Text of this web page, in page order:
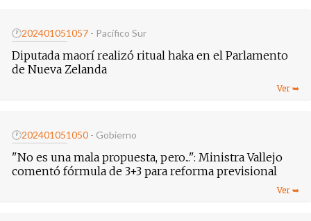
🕐202401051057 - Pacífico Sur
Diputada maorí realizó ritual haka en el Parlamento
de Nueva Zelanda
🕐202401051050 - Gobierno
"No es una mala propuesta, pero...": Ministra Vallejo
comentó fórmula de 3+3 para reforma previsional